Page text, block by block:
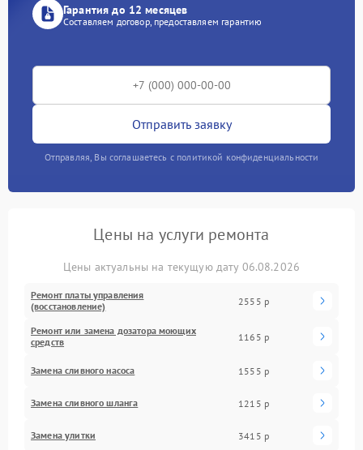
Гарантия до 12 месяцев
Составляем договор, предоставляем гарантию
Отправить заявку
Отправляя, Вы соглашаетесь с политикой конфиденциальности
Цены на услуги ремонта
Цены актуальны на текущую дату 06.08.2026
Ремонт платы управления
(восстановление)
2555 р
Ремонт или замена дозатора моющих
средств
1165 р
Замена сливного насоса 1555 р
Замена сливного шланга 1215 р
Замена улитки 3415 р